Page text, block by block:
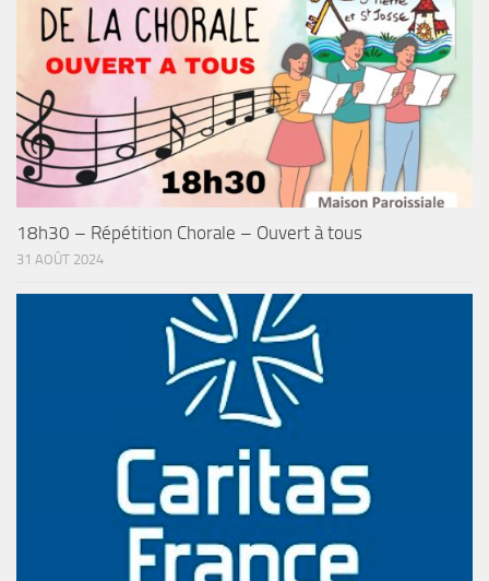
18h30 – Répétition Chorale – Ouvert à tous
31 AOÛT 2024